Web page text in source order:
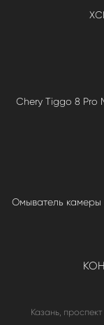
Chery Tiggo 8 Pro
Омыватель камеры
Казань,